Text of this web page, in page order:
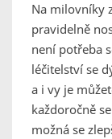
Na milovníky
pravidelně
není potřeba
léčitelství se
a i vy je
každoročně
možná se